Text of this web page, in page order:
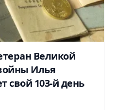
Великой
Илья
свой 103-й день